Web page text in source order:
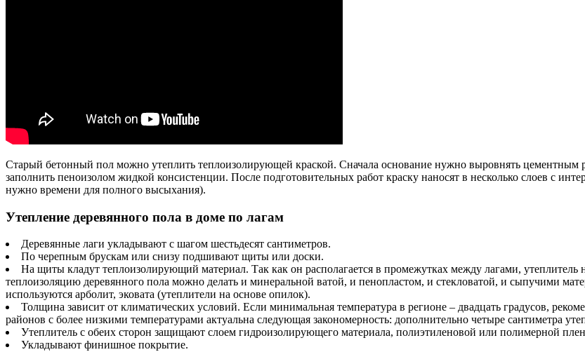
Старый бетонный пол можно утеплить теплоизолирующей краской. Сначала основание нужно выровнять цементным
заполнить пеноизолом жидкой консистенции. После подготовительных работ краску наносят в несколько слоев с
нужно времени для полного высыхания).
Утепление деревянного пола в доме по лагам
Деревянные лаги укладывают с шагом шестьдесят сантиметров.
По черепным брускам или снизу подшивают щиты или доски.
На щиты кладут теплоизолирующий материал. Так как он располагается в промежутках между лагами,
теплоизоляцию деревянного пола можно делать и минеральной ватой, и пенопластом, и стекловатой, и сыпучими
используются арболит, эковата (утеплители на основе опилок).
Толщина зависит от климатических условий. Если минимальная температура в регионе – двадцать градусов,
районов с более низкими температурами актуальна следующая закономерность: дополнительно четыре сантиметра
Утеплитель с обеих сторон защищают слоем гидроизолирующего материала, полиэтиленовой или полимерной
Укладывают финишное покрытие.